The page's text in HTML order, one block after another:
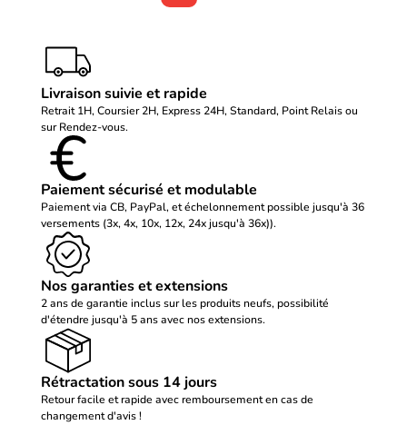
Livraison suivie et rapide
Retrait 1H, Coursier 2H, Express 24H, Standard, Point Relais ou
sur Rendez-vous.
Paiement sécurisé et modulable
Paiement via CB, PayPal, et échelonnement possible jusqu'à 36
versements (3x, 4x, 10x, 12x, 24x jusqu'à 36x)).
Nos garanties et extensions
2 ans de garantie inclus sur les produits neufs, possibilité
d'étendre jusqu'à 5 ans avec nos extensions.
Rétractation sous 14 jours
Retour facile et rapide avec remboursement en cas de
changement d'avis !